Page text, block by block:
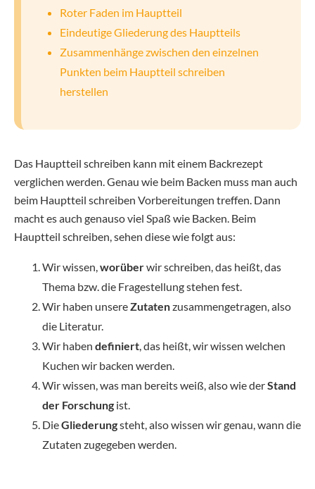
Roter Faden im Hauptteil
Eindeutige Gliederung des Hauptteils
Zusammenhänge zwischen den einzelnen
Punkten beim Hauptteil schreiben
herstellen
Das Hauptteil schreiben kann mit einem Backrezept
verglichen werden. Genau wie beim Backen muss man auch
beim Hauptteil schreiben Vorbereitungen treffen. Dann
macht es auch genauso viel Spaß wie Backen. Beim
Hauptteil schreiben, sehen diese wie folgt aus:
Wir wissen,worüberwir schreiben, das heißt, das
Thema bzw. die Fragestellung stehen fest.
Wir haben unsereZutatenzusammengetragen, also
die Literatur.
Wir haben definiert, das heißt, wir wissen welchen
Kuchen wir backen werden.
Wir wissen, was man bereits weiß, also wie derStand
der Forschung ist.
DieGliederungsteht, also wissen wir genau, wann die
Zutaten zugegeben werden.